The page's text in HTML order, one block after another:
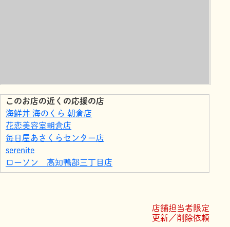
このお店の近くの応援の店
海鮮丼 海のくら 朝倉店
花恋美容室朝倉店
毎日屋あさくらセンター店
serenite
ローソン 高知鴨部三丁目店
ドラッグセイムス鴨部店
店舗担当者限定
更新／削除依頼